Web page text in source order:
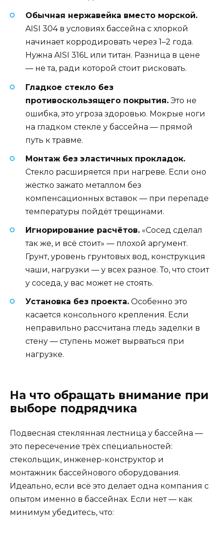
Обычная нержавейка вместо морской.
AISI 304 в условиях бассейна с хлоркой
начинает корродировать через 1–2 года.
Нужна AISI 316L или титан. Разница в цене
— не та, ради которой стоит рисковать.
Гладкое стекло без
противоскользящего покрытия. Это не
ошибка, это угроза здоровью. Мокрые ноги
на гладком стекле у бассейна — прямой
путь к травме.
Монтаж без эластичных прокладок.
Стекло расширяется при нагреве. Если оно
жёстко зажато металлом без
компенсационных вставок — при перепаде
температуры пойдёт трещинами.
Игнорирование расчётов. «Сосед сделал
так же, и всё стоит» — плохой аргумент.
Грунт, уровень грунтовых вод, конструкция
чаши, нагрузки — у всех разное. То, что стоит
у соседа, у вас может не стоять.
Установка без проекта. Особенно это
касается консольного крепления. Если
неправильно рассчитана гледь заделки в
стену — ступень может вырваться при
нагрузке.
На что обращать внимание при
выборе подрядчика
Подвесная стеклянная лестница у бассейна —
это пересечение трёх специальностей:
стекольщик, инженер-конструктор и
монтажник бассейнового оборудования.
Идеально, если всё это делает одна компания с
опытом именно в бассейнах. Если нет — как
минимум убедитесь, что: